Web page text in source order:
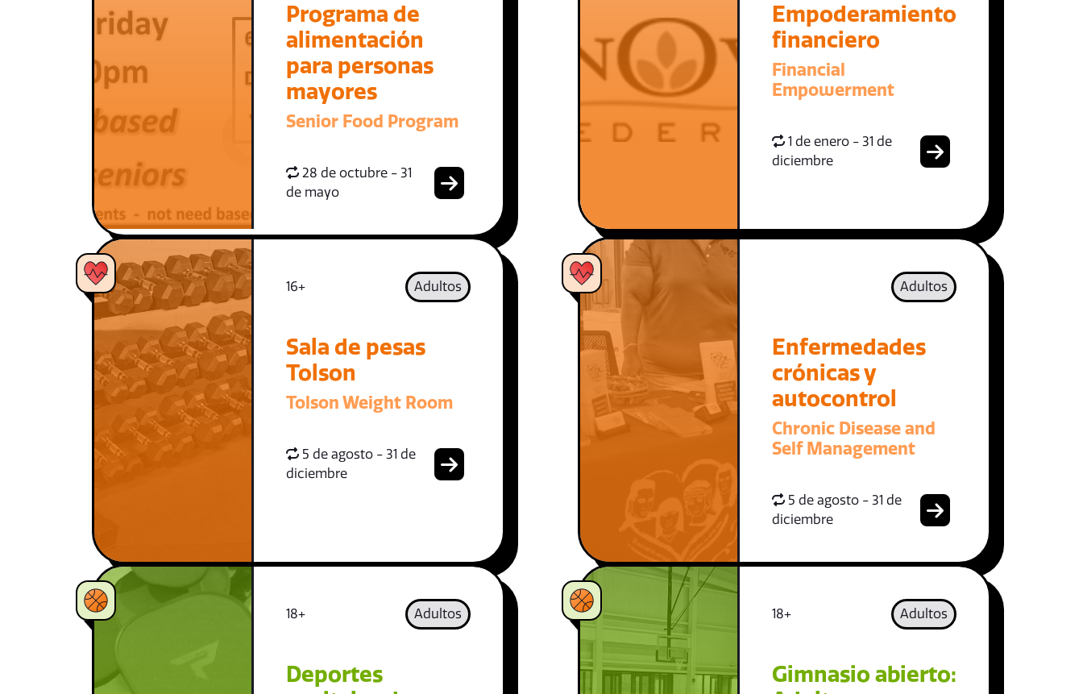
Programa de
alimentación
para personas
mayores
Senior Food Program
28 de octubre - 31
de mayo
Empoderamiento
financiero
Financial
Empowerment
1 de enero - 31 de
diciembre
16+ Adultos
Sala de pesas
Tolson
Tolson Weight Room
5 de agosto - 31 de
diciembre
Adultos
Enfermedades
crónicas y
autocontrol
Chronic Disease and
Self Management
5 de agosto - 31 de
diciembre
18+ Adultos
Deportes
18+ Adultos
Gimnasio abierto: